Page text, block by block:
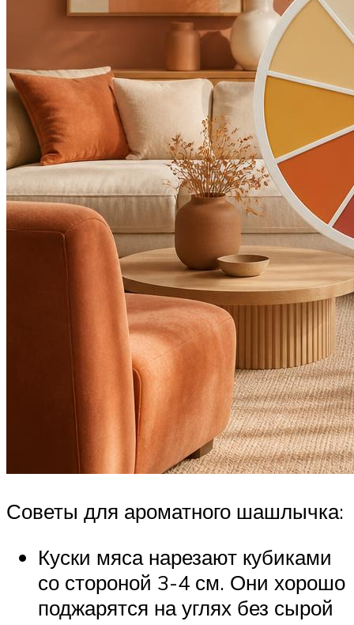
Советы для ароматного шашлычка:
Куски мяса нарезают кубиками
со стороной 3-4 см. Они хорошо
поджарятся на углях без сырой